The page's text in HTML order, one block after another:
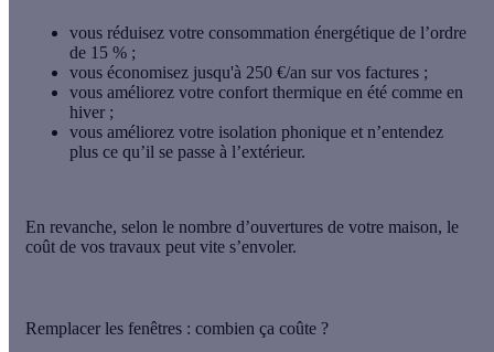
vous réduisez votre consommation énergétique de l’ordre
de 15 % ;
vous économisez jusqu'à 250 €/an sur vos factures ;
vous améliorez votre confort thermique en été comme en
hiver ;
vous améliorez votre isolation phonique et n’entendez
plus ce qu’il se passe à l’extérieur.
En revanche, selon le nombre d’ouvertures de votre maison, le
coût de vos travaux peut vite s’envoler.
Remplacer les fenêtres : combien ça coûte ?